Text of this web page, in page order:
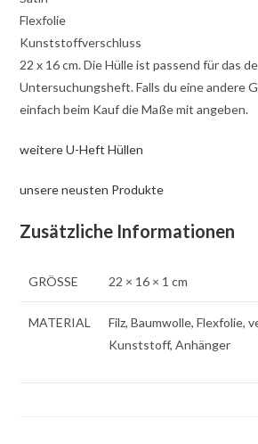
Flexfolie
Kunststoffverschluss
22 x 16 cm. Die Hülle ist passend für das
Untersuchungsheft. Falls du eine andere
einfach beim Kauf die Maße mit angeben.
weitere U-Heft Hüllen
unsere neusten Produkte
Zusätzliche Informationen
GRÖSSE 22 × 16 × 1 cm
MATERIAL
Filz, Baumwolle, Flexfolie,
Kunststoff, Anhänger